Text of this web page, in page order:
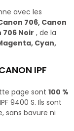
avec les
706, Canon
706 Noir , de la
Cyan,
IPF
page sont 100 %
9400 S. Ils sont
sans bavure ni